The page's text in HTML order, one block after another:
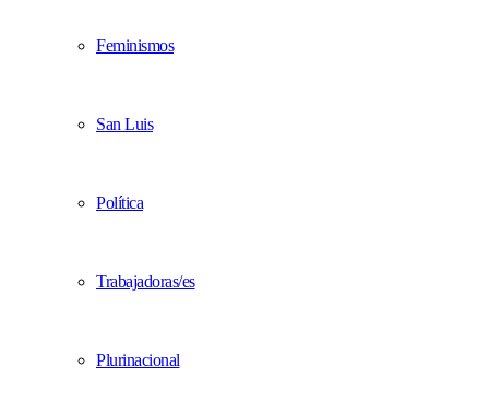
Feminismos
San Luis
Política
Trabajadoras/es
Plurinacional